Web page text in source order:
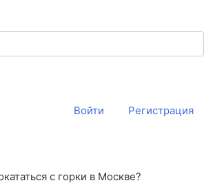
Войти Регистрация
с горки в Москве?